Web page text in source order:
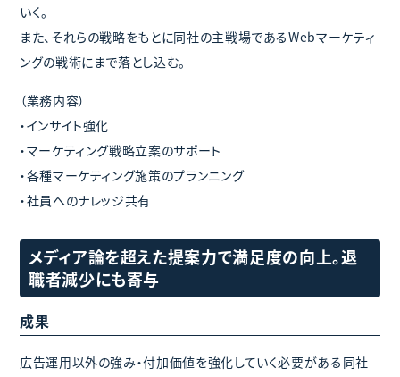
いく。
また、それらの戦略をもとに同社の主戦場であるWebマーケティ
ングの戦術にまで落とし込む。
（業務内容）
・インサイト強化
・マーケティング戦略立案のサポート
・各種マーケティング施策のプランニング
・社員へのナレッジ共有
メディア論を超えた提案力で満足度の向上。退
職者減少にも寄与
成果
広告運用以外の強み・付加価値を強化していく必要がある同社